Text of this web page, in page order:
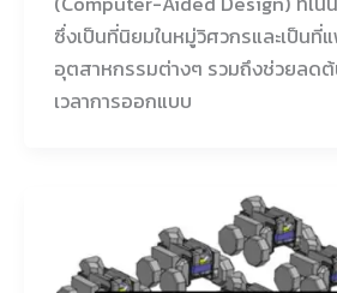
ซึ่งเป็นที่นิยมในหมู่วิศวกรและเป็นที่
อุตสาหกรรมต่างๆ รวมถึงช่วยลดต้
เวลาการออกแบบ